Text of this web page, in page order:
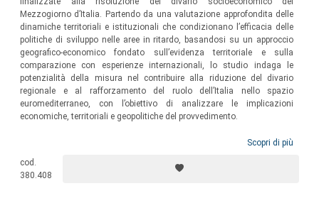
Mezzogiorno d’Italia. Partendo da una valutazione approfondita delle
dinamiche territoriali e istituzionali che condizionano l’efficacia delle
politiche di sviluppo nelle aree in ritardo, basandosi su un approccio
geografico-economico fondato sull’evidenza territoriale e sulla
comparazione con esperienze internazionali, lo studio indaga le
potenzialità della misura nel contribuire alla riduzione del divario
regionale e al rafforzamento del ruolo dell’Italia nello spazio
euromediterraneo, con l’obiettivo di analizzare le implicazioni
economiche, territoriali e geopolitiche del provvedimento.
Scopri di più
cod.
380.408